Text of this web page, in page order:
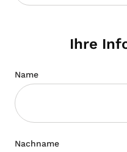
Ihre
Name
Nachname